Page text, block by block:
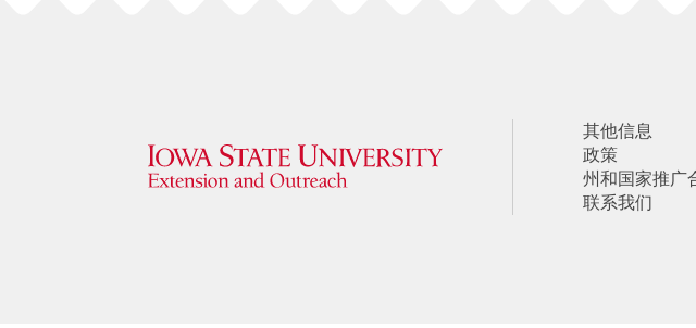
其他信息
政策
州和国家推广
联系我们